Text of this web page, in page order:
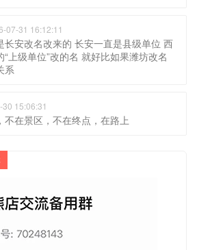
07-31 16:12:11
长安改名改来的 长安一直是县级单位 西
“上级单位”改的名 就好比如果潍坊改名
系
15:06:31
不在景区，不在终点，在路上